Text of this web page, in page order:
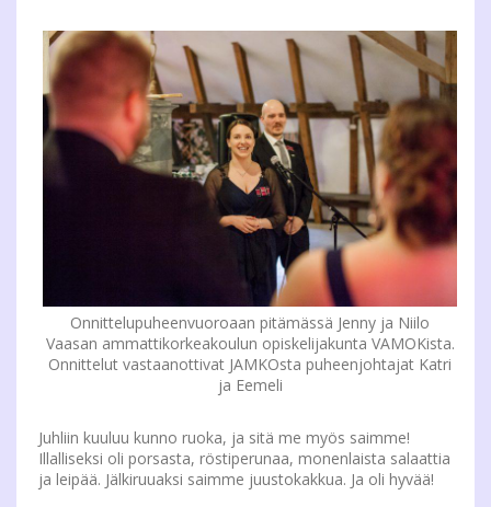
Onnittelupuheenvuoroaan pitämässä Jenny ja Niilo
Vaasan ammattikorkeakoulun opiskelijakunta VAMOKista.
Onnittelut vastaanottivat JAMKOsta puheenjohtajat Katri
ja Eemeli
Juhliin kuuluu kunno ruoka, ja sitä me myös saimme!
Illalliseksi oli porsasta, röstiperunaa, monenlaista salaattia
ja leipää. Jälkiruuaksi saimme juustokakkua. Ja oli hyvää!